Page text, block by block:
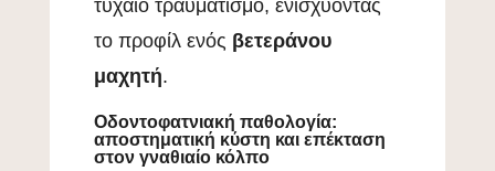
τυχαίο τραυματισμό, ενισχύοντας
το προφίλ ενός βετεράνου
μαχητή.
Οδοντοφατνιακή παθολογία:
αποστηματική κύστη και επέκταση
στον γναθιαίο κόλπο